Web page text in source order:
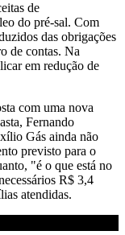
de
do pré-sal. Com
das obrigações
de contas. Na
em redução de
com uma nova
Fernando
Gás ainda não
previsto para o
"é o que está no
R$ 3,4
atendidas.